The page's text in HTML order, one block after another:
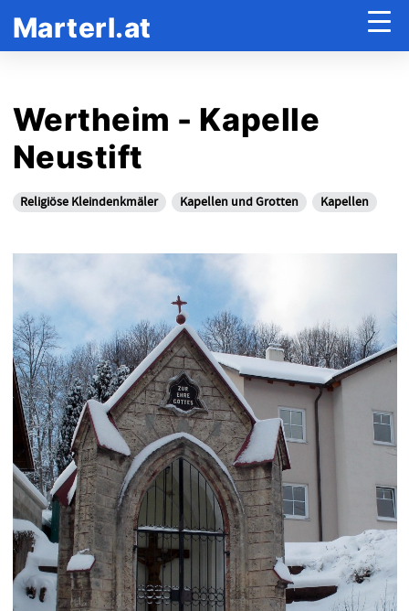
Marterl.at
Wertheim - Kapelle
Neustift
Religiöse Kleindenkmäler Kapellen und Grotten Kapellen